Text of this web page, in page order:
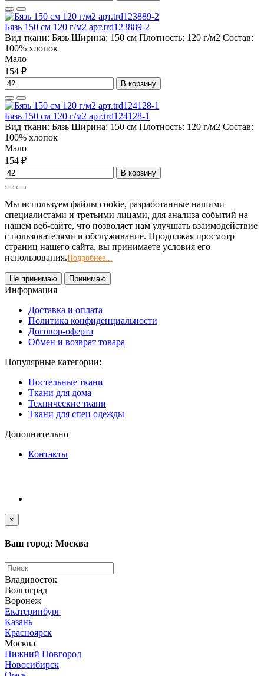
Бязь 150 см 120 г/м2 арт.trd123889-2
Вид ткани: Бязь Ширина: 150 см Плотность: 120 г/м2 Состав:
100% хлопок
Мало
154 ₽
В корзину
Бязь 150 см 120 г/м2 арт.trd124128-1
Вид ткани: Бязь Ширина: 150 см Плотность: 120 г/м2 Состав:
100% хлопок
Мало
154 ₽
В корзину
Мы используем файлы cookie, разработанные нашими
специалистами и третьими лицами, для анализа событий на
нашем веб-сайте, что позволяет нам улучшать взаимодействие
с пользователями и обслуживание. Продолжая просмотр
страниц нашего сайта, вы принимаете условия его
использования.Подробнее...
Не принимаю Принимаю
Информация
Доставка и оплата
Политика конфиденциальности
Договор-оферта
Обмен и возврат товара
Популярные категории:
Постельные ткани
Ткани для дома
Технические ткани
Ткани для спец одежды
Дополнительно
Контакты
×
Ваш город: Москва
Владивосток
Волгоград
Воронеж
Екатеринбург
Казань
Красноярск
Москва
Нижний Новгород
Новосибирск